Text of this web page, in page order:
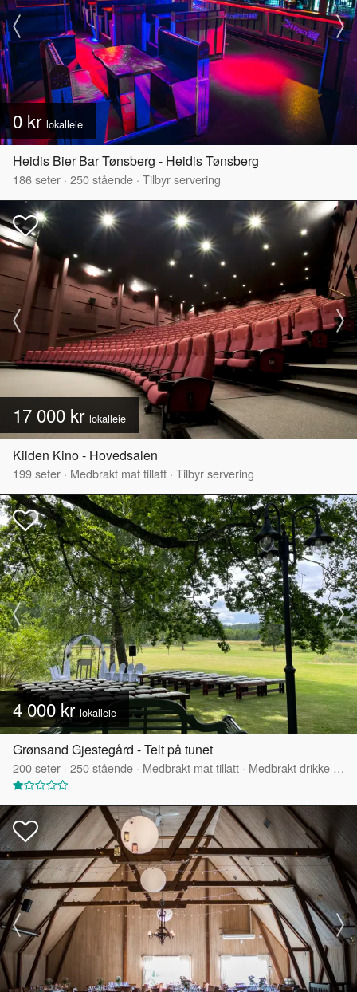
0 kr lokalleie
Heidis Bier Bar Tønsberg - Heidis Tønsberg
186seter · 250stående · Tilbyr servering
17 000 kr lokalleie
Kilden Kino - Hovedsalen
199seter · Medbrakt mat tillatt · Tilbyr servering
4 000 krlokalleie
Grønsand Gjestegård - Telt på tunet
200seter · 250stående · Medbrakt mat tillatt · Medbrakt drikke tillatt